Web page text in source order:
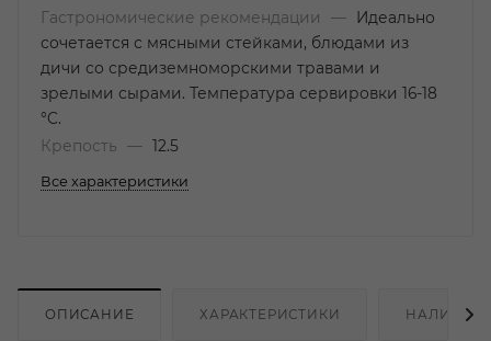
Гастрономические рекомендации
—
Идеально
сочетается с мясными стейками, блюдами из
дичи со средиземноморскими травами и
зрелыми сырами. Температура сервировки 16-18
°C.
Крепость
— 12.5
Все характеристики
ОПИСАНИЕ ХАРАКТЕРИСТИКИ НАЛИЧИЕ